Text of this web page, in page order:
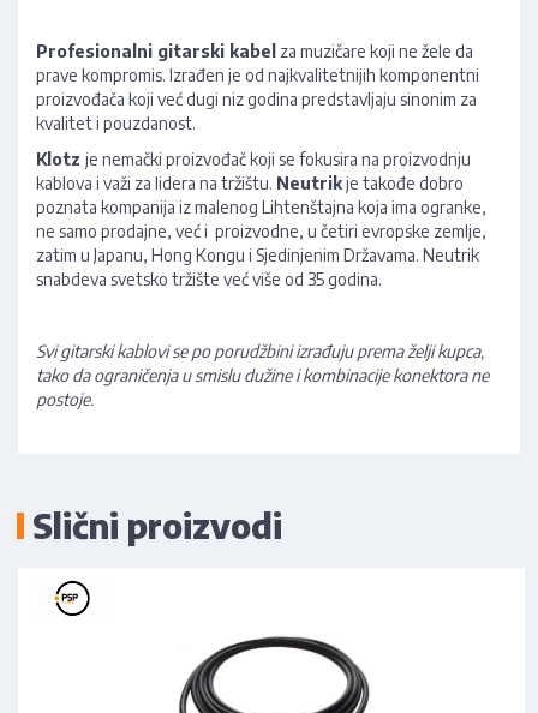
Profesionalni gitarski kabel za muzičare koji ne žele da
prave kompromis. Izrađen je od najkvalitetnijih komponentni
proizvođača koji već dugi niz godina predstavljaju sinonim za
kvalitet i pouzdanost.
Klotz je nemački proizvođač koji se fokusira na proizvodnju
kablova i važi za lidera na tržištu. Neutrikje takođe dobro
poznata kompanija iz malenog Lihtenštajna koja ima ogranke,
ne samo prodajne, već i proizvodne, u četiri evropske zemlje,
zatim u Japanu, Hong Kongu i Sjedinjenim Državama. Neutrik
snabdeva svetsko tržište već više od 35 godina.
Svi gitarski kablovi se po porudžbini izrađuju prema želji kupca,
tako da ograničenja u smislu dužine i kombinacije konektora ne
postoje.
Slični proizvodi